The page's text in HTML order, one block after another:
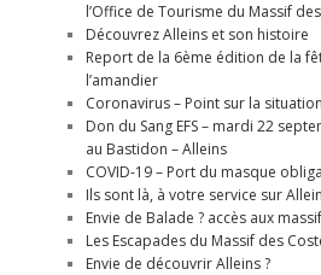
l’Office de Tourisme du Massif
Découvrez Alleins et son histoire
Report de la 6ème édition de la
l’amandier
Coronavirus – Point sur la
Don du Sang EFS – mardi 22
au Bastidon – Alleins
COVID-19 – Port du masque
Ils sont là, à votre service sur
Envie de Balade ? accès aux
Les Escapades du Massif des
Envie de découvrir Alleins ?